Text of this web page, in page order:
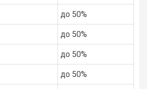
до 50%
до 50%
до 50%
до 50%